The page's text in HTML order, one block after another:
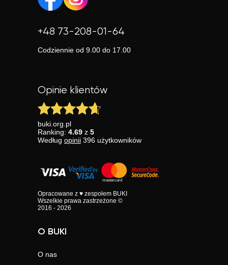
+48 73-208-01-64
Codziennie od 9.00 do 17.00
Opinie klientów
buki.org.pl
Ranking: 4.69 z 5
Według opinii 396 użytkowników
Opracowane z ♥ zespołem BUKI
Wszelkie prawa zastrzeżone ©
2016 - 2026
O BUKI
O nas